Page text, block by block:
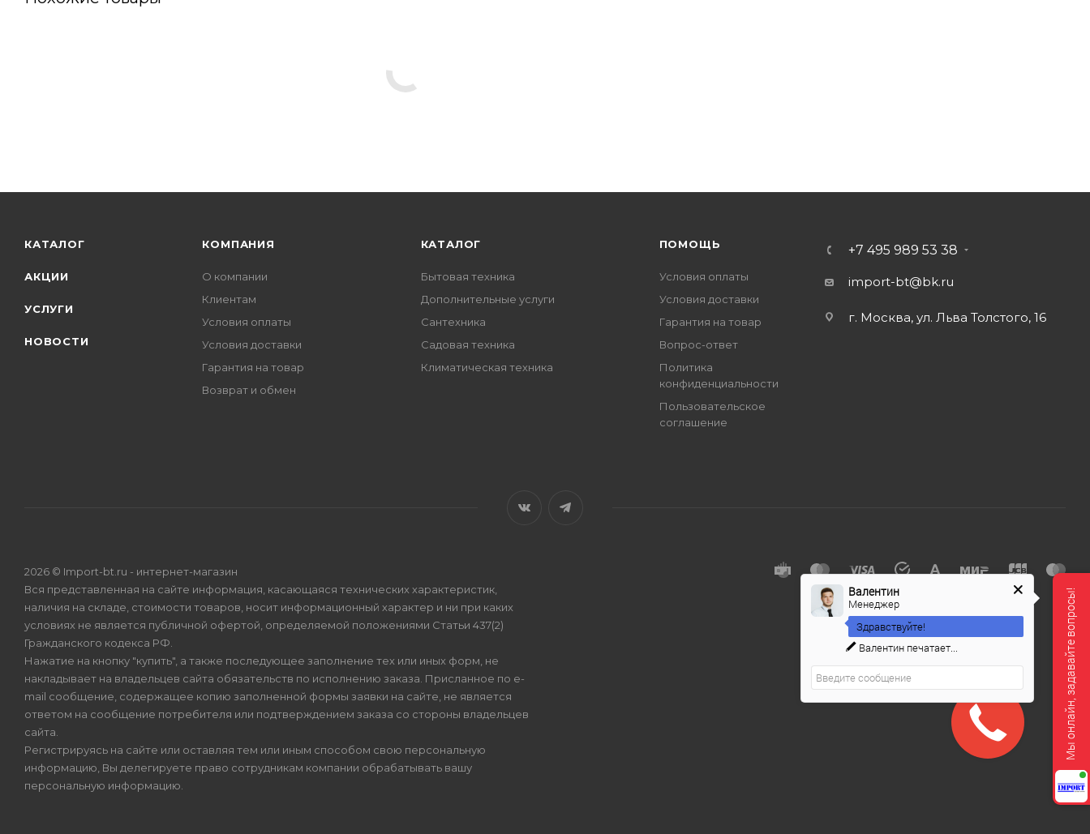
КАТАЛОГ
АКЦИИ
УСЛУГИ
НОВОСТИ
КОМПАНИЯ
О компании
Клиентам
Условия оплаты
Условия доставки
Гарантия на товар
Возврат и обмен
КАТАЛОГ
Бытовая техника
Дополнительные услуги
Сантехника
Садовая техника
Климатическая техника
ПОМОЩЬ
Условия оплаты
Условия доставки
Гарантия на товар
Вопрос-ответ
Политика
конфиденциальности
Пользовательское
соглашение
+7 495 989 53 38
import-bt@bk.ru
г. Москва, ул. Льва Толстого, 16
2026 © Import-bt.ru - интернет-магазин
Вся представленная на сайте информация, касающаяся технических характеристик,
наличия на складе, стоимости товаров, носит информационный характер и ни при каких
условиях не является публичной офертой, определяемой положениями Статьи 437(2)
Гражданского кодекса РФ.
Нажатие на кнопку "купить", а также последующее заполнение тех или иных форм, не
накладывает на владельцев сайта обязательств по исполнению заказа. Присланное по e-
mail сообщение, содержащее копию заполненной формы заявки на сайте, не является
ответом на сообщение потребителя или подтверждением заказа со стороны владельцев
сайта.
Регистрируясь на сайте или оставляя тем или иным способом свою персональную
информацию, Вы делегируете право сотрудникам компании обрабатывать вашу
персональную информацию.
Мы онлайн, задавайте вопросы!
Валентин
Менеджер
Здравствуйте!
Валентин печатает...